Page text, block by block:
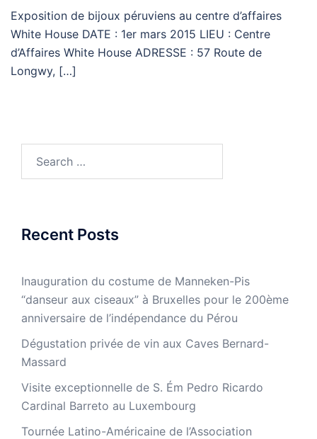
Exposition de bijoux péruviens au centre d’affaires
White House DATE : 1er mars 2015 LIEU : Centre
d’Affaires White House ADRESSE : 57 Route de
Longwy, […]
for:
Recent Posts
Inauguration du costume de Manneken-Pis
“danseur aux ciseaux” à Bruxelles pour le 200ème
anniversaire de l’indépendance du Pérou
Dégustation privée de vin aux Caves Bernard-
Massard
Visite exceptionnelle de S. Ém Pedro Ricardo
Cardinal Barreto au Luxembourg
Tournée Latino-Américaine de l’Association